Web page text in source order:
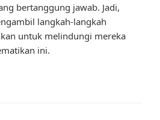
bertanggung jawab. Jadi,
langkah-langkah
untuk melindungi mereka
ini.